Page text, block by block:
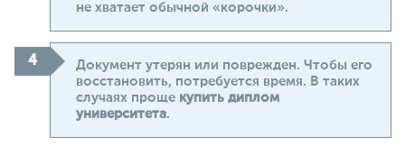
не хватает обычной «корочки».
Документ утерян или поврежден. Чтобы его
восстановить, потребуется время. В таких
случаях проще купить диплом
университета.